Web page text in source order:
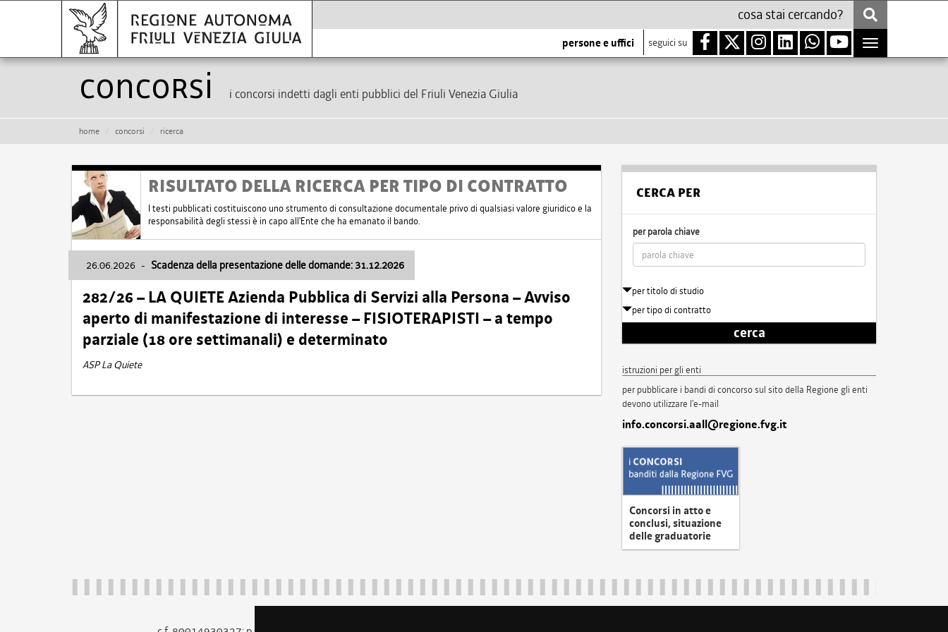
persone e uffici seguici su
Toggle
navigation
Concorsi i concorsi indetti dagli enti pubblici del Friuli Venezia Giulia
home concorsi ricerca
RISULTATO DELLA RICERCA PER TIPO DI CONTRATTO
I testi pubblicati costituiscono uno strumento di consultazione documentale privo di qualsiasi valore giuridico e la
responsabilità degli stessi è in capo all'Ente che ha emanato il bando.
26.06.2026 - Scadenza della presentazione delle domande: 31.12.2026
282/26 – LA QUIETE Azienda Pubblica di Servizi alla Persona – Avviso
aperto di manifestazione di interesse – FISIOTERAPISTI – a tempo
parziale (18 ore settimanali) e determinato
ASP La Quiete
CERCA PER
per parola chiave
per titolo di studio
per tipo di contratto
cerca
istruzioni per gli enti
per pubblicare i bandi di concorso sul sito della Regione gli enti
devono utilizzare l'e-mail
info.concorsi.aall@regione.fvg.it
Concorsi in atto e
conclusi, situazione
delle graduatorie